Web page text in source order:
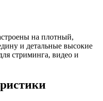
на плотный,
и детальные высокие
стриминга, видео и